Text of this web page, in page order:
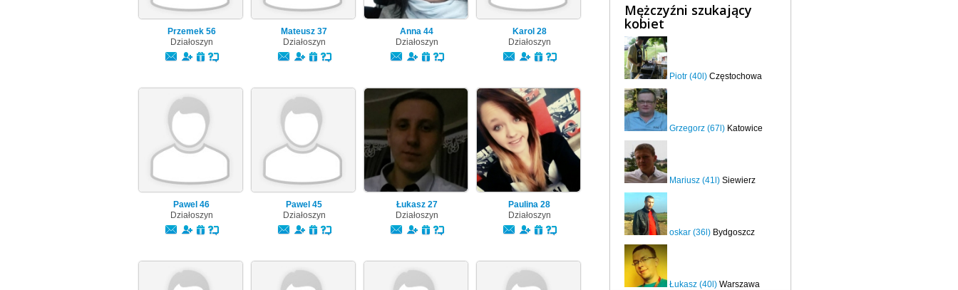
Przemek 56
Działoszyn
Mateusz 37
Działoszyn
Anna 44
Działoszyn
Karol 28
Działoszyn
Pawel 46
Działoszyn
Pawel 45
Działoszyn
Łukasz 27
Działoszyn
Paulina 28
Działoszyn
Mężczyźni szukający
kobiet
Piotr (40l) Częstochowa
Grzegorz (67l) Katowice
Mariusz (41l) Siewierz
oskar (36l) Bydgoszcz
Łukasz (40l) Warszawa